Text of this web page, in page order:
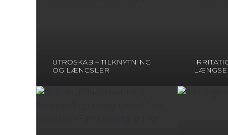
UTROSKAB – TILKNYTNING
OG LÆNGSLER